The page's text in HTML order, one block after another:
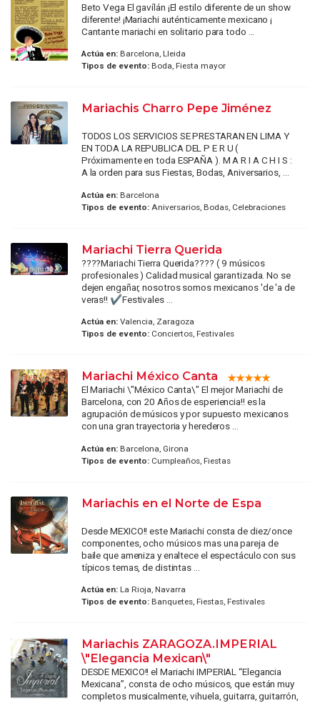
Beto Vega El gavílán ¡El estilo diferente de un show
diferente! ¡Mariachi auténticamente mexicano ¡
Cantante mariachi en solitario para todo ...
Actúa en:Barcelona, Lleida
Tipos de evento:Boda, Fiesta mayor
Mariachis Charro Pepe Jiménez
TODOS LOS SERVICIOS SE PRESTARAN EN LIMA Y
EN TODA LA REPUBLICA DEL P E R U (
Próximamente en toda ESPAÑA ). M A R I A C H I S :
A la orden para sus Fiestas, Bodas, Aniversarios, ...
Actúa en:Barcelona
Tipos de evento:Aniversarios, Bodas, Celebraciones
Mariachi Tierra Querida
????Mariachi Tierra Querida???? ( 9 músicos
profesionales ) Calidad musical garantizada. No se
dejen engañar, nosotros somos mexicanos 'de 'a de
veras!! ✔️Festivales ...
Actúa en:Valencia, Zaragoza
Tipos de evento:Conciertos, Festivales
Mariachi México Canta
El Mariachi \"México Canta\" El mejor Mariachi de
Barcelona, con 20 Años de esperiencia!! es la
agrupación de músicos y por supuesto mexicanos
con una gran trayectoria y herederos ...
Actúa en:Barcelona, Girona
Tipos de evento:Cumpleaños, Fiestas
Mariachis en el Norte de Espa
Desde MEXICO!! este Mariachi consta de diez/once
componentes, ocho músicos mas una pareja de
baile que ameniza y enaltece el espectáculo con sus
típicos temas, de distintas ...
Actúa en:La Rioja, Navarra
Tipos de evento:Banquetes, Fiestas, Festivales
Mariachis ZARAGOZA.IMPERIAL
\"Elegancia Mexican\"
DESDE MEXICO!! el Mariachi IMPERIAL “Elegancia
Mexicana”, consta de ocho músicos, que están muy
completos musicalmente, vihuela, guitarra, guitarrón,